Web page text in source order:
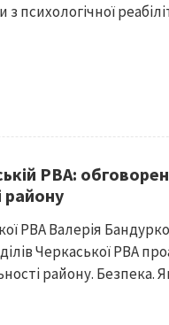
з психологічної
РВА:
району
РВА Валерія
Черкаської РВА
району. Безпека.